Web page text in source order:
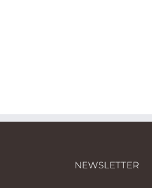
NEWSLETTER